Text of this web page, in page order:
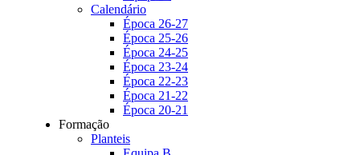
Calendário
Época 26-27
Época 25-26
Época 24-25
Época 23-24
Época 22-23
Época 21-22
Época 20-21
Formação
Planteis